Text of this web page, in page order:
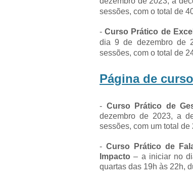
sessões, com o total de
-Curso Prático de
dia 9 de dezembro de
sessões, com o total de
Página de
- Curso Prático de
dezembro de 2023, a
sessões, com um total de
-Curso Prático de
Impacto – a iniciar no
quartas das 19h às 22h,